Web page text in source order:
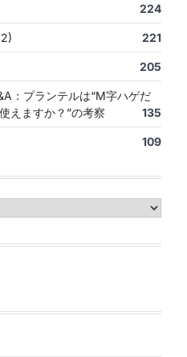
224
221
205
：プランテルは“M字ハゲだ
えますか？”の考察
135
109